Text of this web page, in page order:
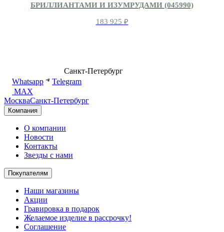
БРИЛЛИАНТАМИ И ИЗУМРУДАМИ (045990)
183 925 ₽
Санкт-Петербург
Whatsapp
Telegram
MAX
МоскваСанкт-Петербург
Компания
О компании
Новости
Контакты
Звезды с нами
Покупателям
Наши магазины
Акции
Гравировка в подарок
Желаемое изделие в рассрочку!
Соглашение